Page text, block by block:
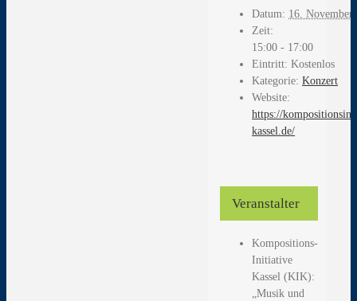
Datum: 16. November
Zeit:
15:00 - 17:00
Eintritt: Kostenlos
Kategorie: Konzert
Website:
https://
kassel.de/
Veranstalter
Kompositions-
Initiative
Kassel (KIK):
„Musik und